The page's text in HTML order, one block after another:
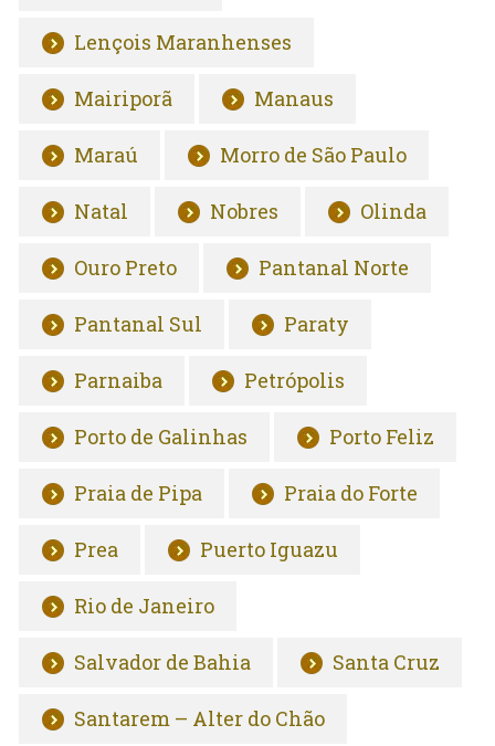
Lençois Maranhenses
Mairiporã Manaus
Maraú Morro de São Paulo
Natal Nobres Olinda
Ouro Preto Pantanal Norte
Pantanal Sul Paraty
Parnaiba Petrópolis
Porto de Galinhas Porto Feliz
Praia de Pipa Praia do Forte
Prea Puerto Iguazu
Rio de Janeiro
Salvador de Bahia Santa Cruz
Santarem – Alter do Chão